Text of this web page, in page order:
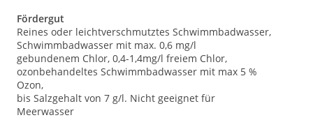
Fördergut
Reines oder leichtverschmutztes Schwimmbadwasser,
Schwimmbadwasser mit max. 0,6 mg/l
gebundenem Chlor, 0,4-1,4mg/l freiem Chlor,
ozonbehandeltes Schwimmbadwasser mit max 5 %
Ozon,
bis Salzgehalt von 7 g/l. Nicht geeignet für
Meerwasser